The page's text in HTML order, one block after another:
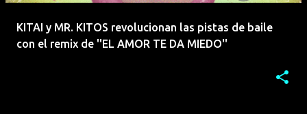
KITAI y MR. KITOS revolucionan las pistas de baile
con el remix de ''EL AMOR TE DA MIEDO''